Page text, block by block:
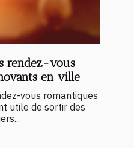
rendez-vous
en ville
vous romantiques
utile de sortir des